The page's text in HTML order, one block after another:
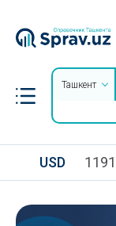
Ташкент
USD